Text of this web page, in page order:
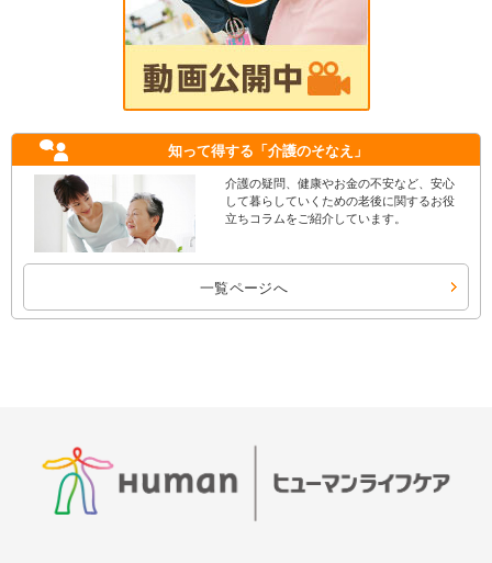
知って得する 「介護のそなえ」
介護の疑問、健康やお金の不安など、安心
して暮らしていくための老後に関するお役
立ちコラムをご紹介しています。
一覧ページへ